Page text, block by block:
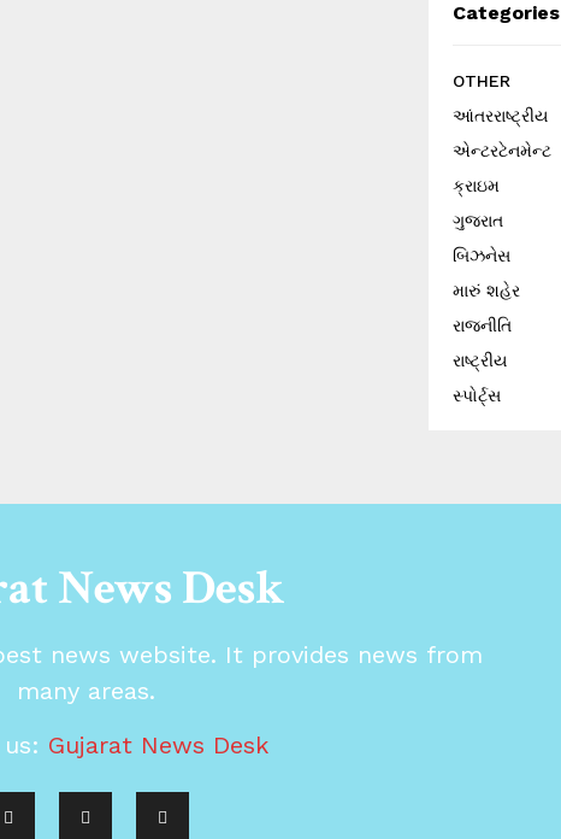
Categories
OTHER
આંતરરાષ્ટ્રીય
એન્ટરટેનમેન્ટ
ક્રાઇમ
ગુજરાત
બિઝનેસ
મારું શહેર
રાજનીતિ
રાષ્ટ્રીય
સ્પોર્ટ્સ
News Desk
news website. It provides news from
many areas.
Gujarat News Desk